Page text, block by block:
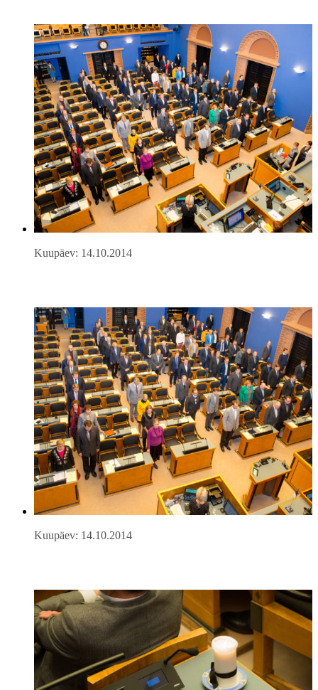
Kuupäev: 14.10.2014
Kuupäev: 14.10.2014